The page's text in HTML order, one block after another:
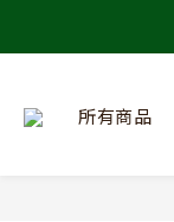
所有商品